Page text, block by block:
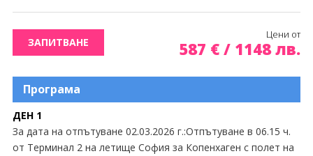
Екскурзии Швеция
ЗАПИТВАНЕ
Цени от
587 € / 1148лв.
Програма
ДЕН 1
За дата на отпътуване 02.03.2026 г.:Отпътуване в 06.15 ч.
от Терминал 2 на летище София за Копенхаген с полет на